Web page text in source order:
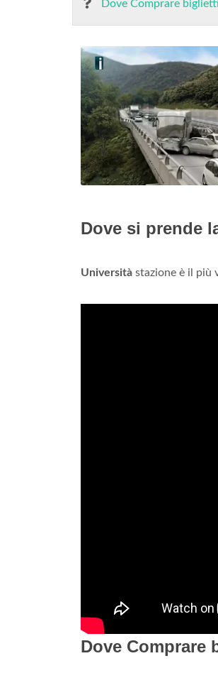
Dove Comprare
Dove si prende
Università stazione è il più
Dove Comprare